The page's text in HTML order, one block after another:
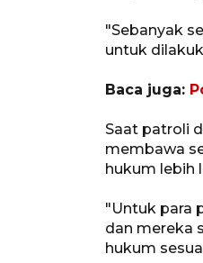
"Sebanyak
untuk
Baca juga:
Saat patroli
membawa
hukum lebih
"Untuk para
dan mereka
hukum